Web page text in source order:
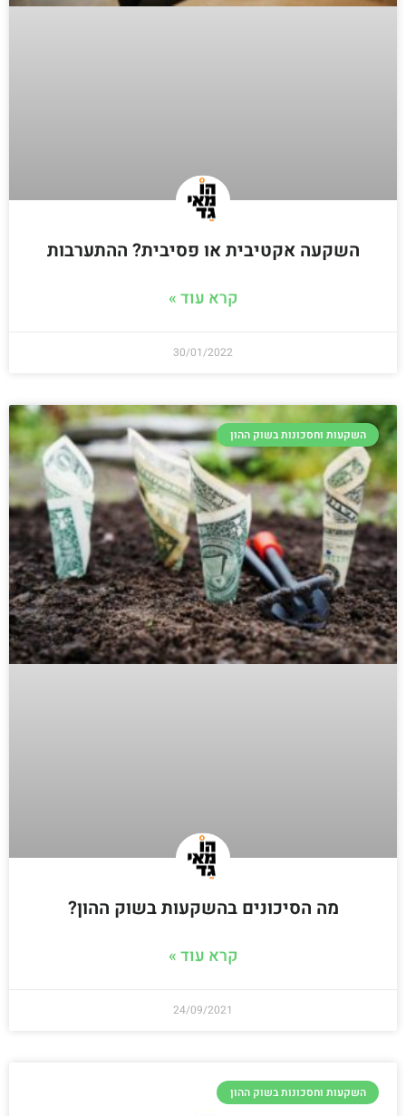
השקעה אקטיבית או פסיבית? ההתערבות
קרא עוד »
30/01/2022
השקעות וחסכונות בשוק ההון
מה הסיכונים בהשקעות בשוק ההון?
קרא עוד »
24/09/2021
השקעות וחסכונות בשוק ההון